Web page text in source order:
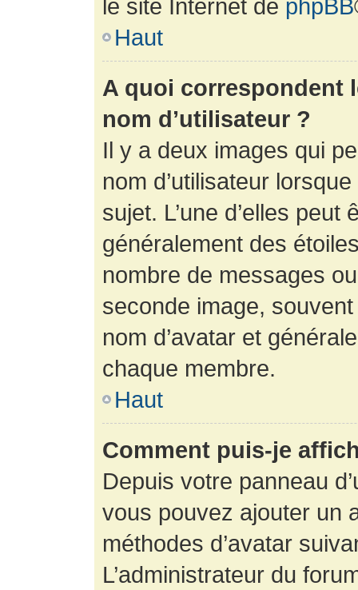
le site Internet de phpBB
Haut
A quoi correspondent
nom d’utilisateur ?
Il y a deux images qui
nom d’utilisateur
sujet. L’une d’elles
généralement des
nombre de messages
seconde image,
nom d’avatar et
chaque membre.
Haut
Comment puis-je
Depuis votre panneau
vous pouvez ajouter un
méthodes d’avatar
L’administrateur du